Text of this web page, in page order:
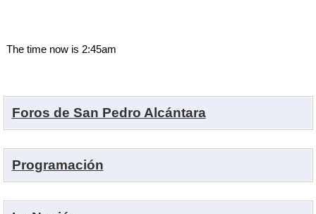
The time now is 2:45am
Foros de San Pedro Alcántara
Programación